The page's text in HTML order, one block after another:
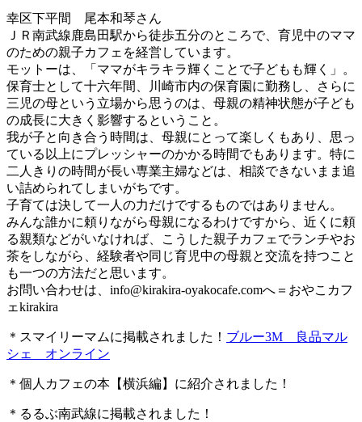
幸区下平間 尾本和琴さん
ＪＲ南武線鹿島田駅から徒歩五分のところで、育児中のママ
のための親子カフェを経営しています。
モットーは、「ママがキラキラ輝くことで子どもも輝く」。
保育士として十六年間、川崎市内の保育園に勤務し、さらに
三児の母という立場から思うのは、母親の精神状態が子ども
の成長に大きく影響するということ。
我が子と向き合う時間は、母親にとって楽しくもあり、思っ
ている以上にプレッシャーのかかる時間でもあります。特に
二人きりの時間が長い専業主婦などは、相談できないまま追
い詰められてしまいがちです。
子育ては決して一人の力だけでするものではありません。
みんな誰かに頼りながら母親になるわけですから、近くに頼
る親類などがいなければ、こうした親子カフェでランチやお
茶をしながら、経験者や同じ育児中の母親と交流を持つこと
も一つの方法だと思います。
お問い合わせは、 info@kirakira-oyakocafe.comへ＝おやこカフ
ェkirakira
＊スマイリーマムに掲載されました！ ブルー3M 良品マル
シェ オンライン
＊個人カフェの本【横浜編】に紹介されました！
＊るるぶ南武線に掲載されました！